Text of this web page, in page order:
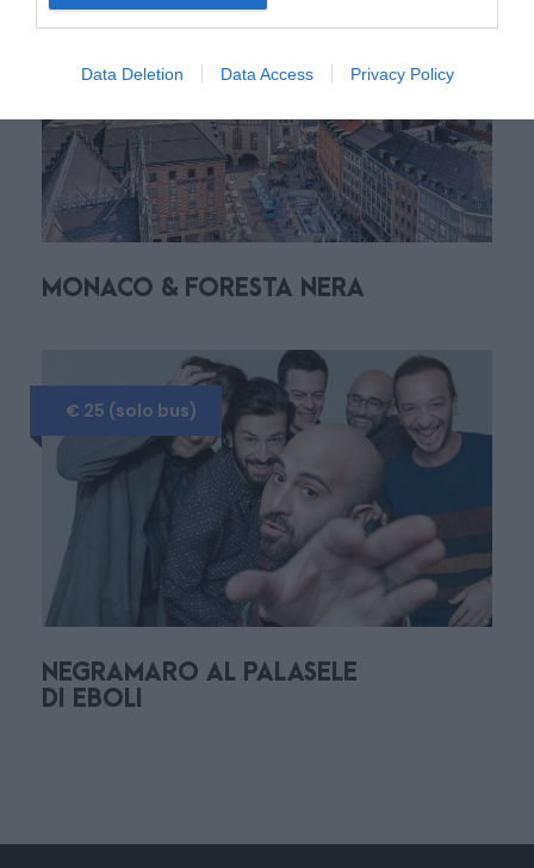
Data Deletion Data Access Privacy Policy
Foto
Programma
Scarica quì il programma in pdf.
Richiedi informazioni
Da € 1790
MONACO & FORESTA NERA
€ 25 (solo bus)
NEGRAMARO AL PALASELE
DI EBOLI